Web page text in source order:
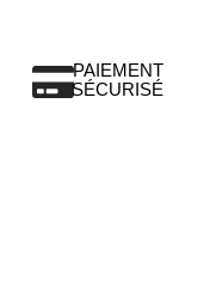
PAIEMENT
SÉCURISÉ